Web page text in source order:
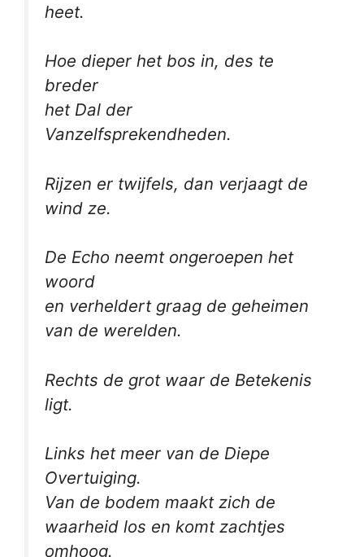
heet.
Hoe dieper het bos in, des te
breder
het Dal der
Vanzelfsprekendheden.
Rijzen er twijfels, dan verjaagt de
wind ze.
De Echo neemt ongeroepen het
woord
en verheldert graag de geheimen
van de werelden.
Rechts de grot waar de Betekenis
ligt.
Links het meer van de Diepe
Overtuiging.
Van de bodem maakt zich de
waarheid los en komt zachtjes
omhoog.